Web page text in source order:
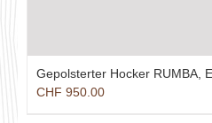
Gepolsterter Hocker RUMBA,
CHF 950.00